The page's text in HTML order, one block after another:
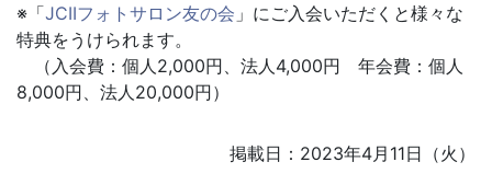
※「JCIIフォトサロン友の会 」にご入会いただくと様々な
特典をうけられます。
（入会費：個人2,000円、法人4,000円 年会費：個人
8,000円、法人20,000円）
掲載日：2023年4月11日（火）